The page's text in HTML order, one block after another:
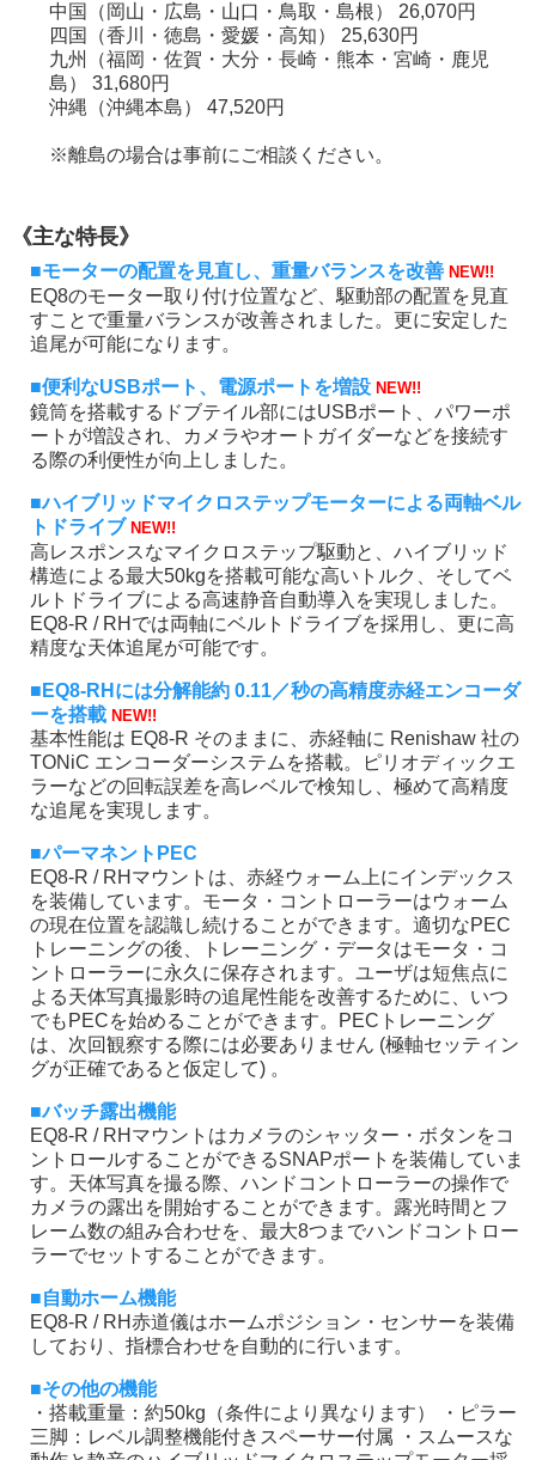
中国（岡山・広島・山口・鳥取・島根） 26,070円
四国（香川・徳島・愛媛・高知） 25,630円
九州（福岡・佐賀・大分・長崎・熊本・宮崎・鹿児
島） 31,680円
沖縄（沖縄本島） 47,520円
※離島の場合は事前にご相談ください。
《主な特長》
■モーターの配置を見直し、重量バランスを改善 NEW!!
EQ8のモーター取り付け位置など、駆動部の配置を見直
すことで重量バランスが改善されました。更に安定した
追尾が可能になります。
■便利なUSBポート、電源ポートを増設 NEW!!
鏡筒を搭載するドブテイル部にはUSBポート、パワーポ
ートが増設され、カメラやオートガイダーなどを接続す
る際の利便性が向上しました。
■ハイブリッドマイクロステップモーターによる両軸ベル
トドライブ NEW!!
高レスポンスなマイクロステップ駆動と、ハイブリッド
構造による最大50kgを搭載可能な高いトルク、そしてベ
ルトドライブによる高速静音自動導入を実現しました。
EQ8-R / RHでは両軸にベルトドライブを採用し、更に高
精度な天体追尾が可能です。
■EQ8-RHには分解能約 0.11／秒の高精度赤経エンコーダ
ーを搭載 NEW!!
基本性能は EQ8-R そのままに、赤経軸に Renishaw 社の
TONiC エンコーダーシステムを搭載。ピリオディックエ
ラーなどの回転誤差を高レベルで検知し、極めて高精度
な追尾を実現します。
■パーマネントPEC
EQ8-R / RHマウントは、赤経ウォーム上にインデックス
を装備しています。モータ・コントローラーはウォーム
の現在位置を認識し続けることができます。適切なPEC
トレーニングの後、トレーニング・データはモータ・コ
ントローラーに永久に保存されます。ユーザは短焦点に
よる天体写真撮影時の追尾性能を改善するために、いつ
でもPECを始めることができます。PECトレーニング
は、次回観察する際には必要ありません (極軸セッティン
グが正確であると仮定して) 。
■バッチ露出機能
EQ8-R / RHマウントはカメラのシャッター・ボタンをコ
ントロールすることができるSNAPポートを装備していま
す。天体写真を撮る際、ハンドコントローラーの操作で
カメラの露出を開始することができます。露光時間とフ
レーム数の組み合わせを、最大8つまでハンドコントロー
ラーでセットすることができます。
■自動ホーム機能
EQ8-R / RH赤道儀はホームポジション・センサーを装備
しており、指標合わせを自動的に行います。
■その他の機能
・搭載重量：約50kg（条件により異なります） ・ピラー
三脚：レベル調整機能付きスペーサー付属 ・スムースな